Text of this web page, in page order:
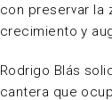
con preservar la
crecimiento y
Rodrigo Blás
cantera que